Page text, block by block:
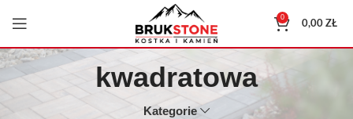
0
0,00ZŁ
kwadratowa
Kategorie